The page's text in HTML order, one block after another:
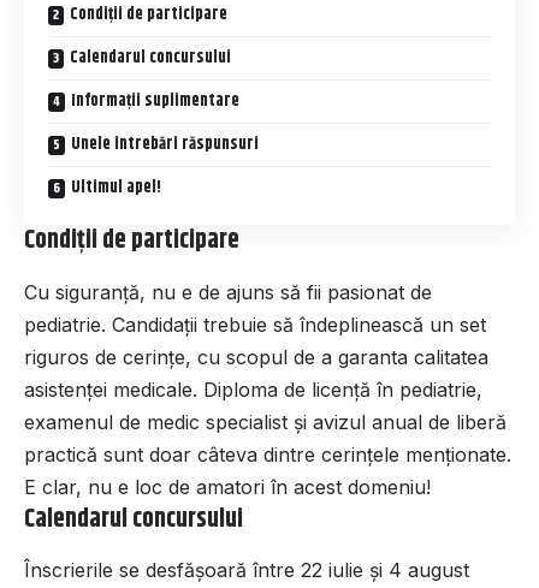
Condiții de participare
Calendarul concursului
Informații suplimentare
Unele întrebări răspunsuri
Ultimul apel!
Condiții de participare
Cu siguranță, nu e de ajuns să fii pasionat de
pediatrie. Candidații trebuie să îndeplinească un set
riguros de cerințe, cu scopul de a garanta calitatea
asistenței medicale. Diploma de licență în pediatrie,
examenul de medic specialist și avizul anual de liberă
practică sunt doar câteva dintre cerințele menționate.
E clar, nu e loc de amatori în acest domeniu!
Calendarul concursului
Înscrierile se desfășoară între 22 iulie și 4 august